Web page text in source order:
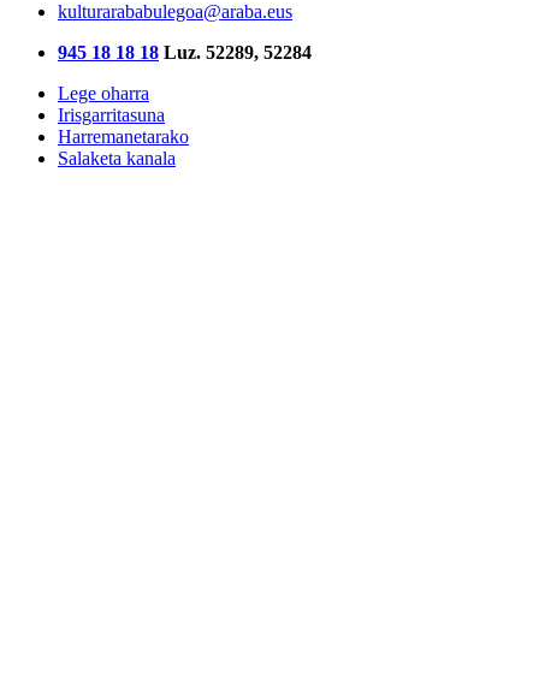
kulturarababulegoa@araba.eus
945 18 18 18 Luz. 52289, 52284
Lege oharra
Irisgarritasuna
Harremanetarako
Salaketa kanala